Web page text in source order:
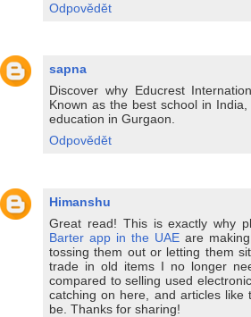
Odpovědět
sapna
Discover why Educrest
Known as the best school in
education in Gurgaon.
Odpovědět
Himanshu
Great read! This is exactly why
Barter app in the UAE are
tossing them out or letting them
trade in old items I no longer
compared to selling used
catching on here, and articles
be. Thanks for sharing!